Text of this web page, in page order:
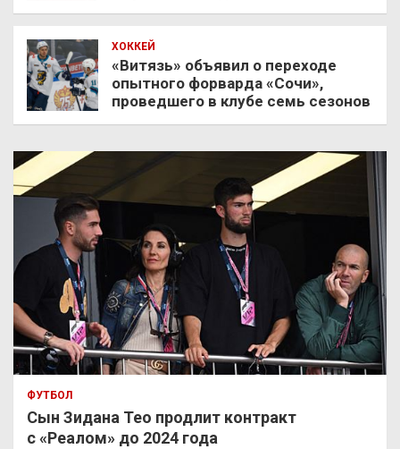
ХОККЕЙ
«Витязь» объявил о переходе
опытного форварда «Сочи»,
проведшего в клубе семь сезонов
ФУТБОЛ
Сын Зидана Тео продлит контракт
с «Реалом» до 2024 года